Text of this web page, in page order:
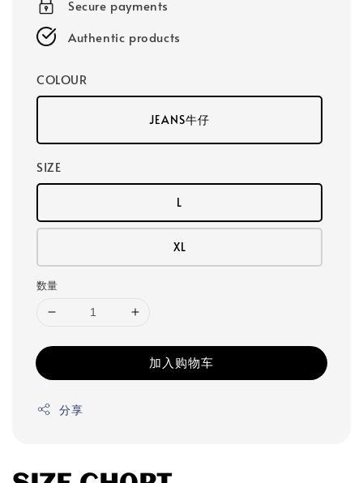
Secure payments
Authentic products
COLOUR
JEANS牛仔
SIZE
L
XL
数量
加入购物车
分享